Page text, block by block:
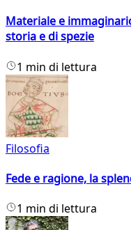
Materiale e
storia e di spezie
1 min di lettura
Filosofia
Fede e ragione, la
1 min di lettura